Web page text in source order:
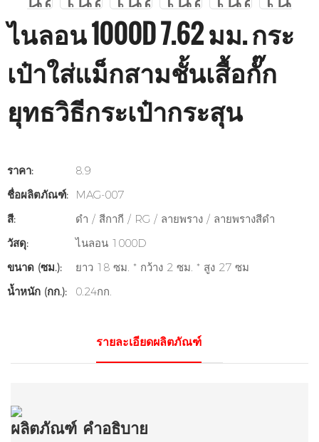
ไนลอน 1000D 7.62 มม. กระ
เป๋าใส่แม็กสามชั้นเสื้อกั๊ก
ยุทธวิธีกระเป๋ากระสุน
ราคา:
8.9
ชื่อผลิตภัณฑ์:
MAG-007
สี:
ดำ / สีกากี / RG / ลายพราง / ลายพรางสีดำ
วัสดุ:
ไนลอน 1000D
ขนาด (ซม.):
ยาว 18 ซม. * กว้าง 2 ซม. * สูง 27 ซม
น้ำหนัก (กก.):
0.24กก.
รายละเอียดผลิตภัณฑ์
ผลิตภัณฑ์ คำอธิบาย